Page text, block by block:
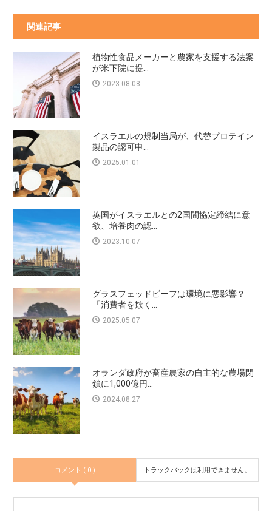
関連記事
植物性食品メーカーと農家を支援する法案
が米下院に提...
2023.08.08
イスラエルの規制当局が、代替プロテイン
製品の認可申...
2025.01.01
英国がイスラエルとの2国間協定締結に意
欲、培養肉の認...
2023.10.07
グラスフェッドビーフは環境に悪影響？
「消費者を欺く...
2025.05.07
オランダ政府が畜産農家の自主的な農場閉
鎖に1,000億円...
2024.08.27
コメント ( 0 ) トラックバックは利用できません。